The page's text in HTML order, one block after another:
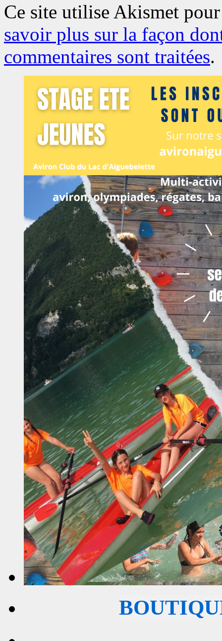
Ce site utilise Akismet
savoir plus sur la façon
commentaires sont traitées.